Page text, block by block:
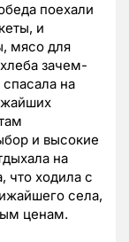
поехали
и
мясо для
зачем-
на
и высокие
на
что ходила с
села,
ценам.